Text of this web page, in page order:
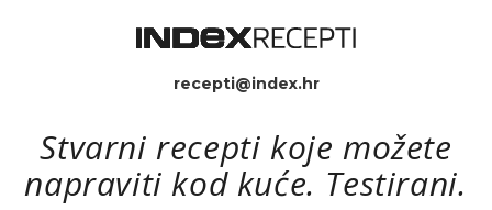
recepti@index.hr
Stvarni recepti koje možete
napraviti kod kuće. Testirani.